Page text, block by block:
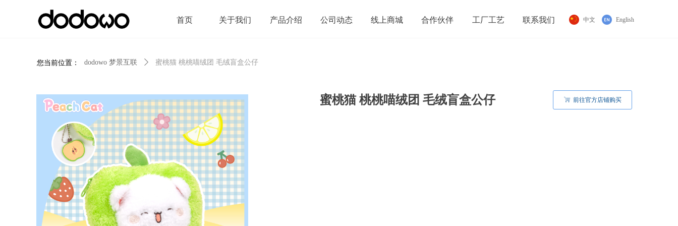
首页 关于我们 产品介绍 公司动态 线上商城 合作伙伴 工厂工艺 联系我们 中文 English
dodowo 梦景互联 ꄲ 蜜桃猫 桃桃喵绒团 毛绒盲盒公仔
您当前位置：
蜜桃猫 桃桃喵绒团 毛绒盲盒公仔 ꁈ 前往官方店铺购买